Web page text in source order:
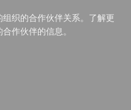
织的合作伙伴关系。了解更
作伙伴的信息。